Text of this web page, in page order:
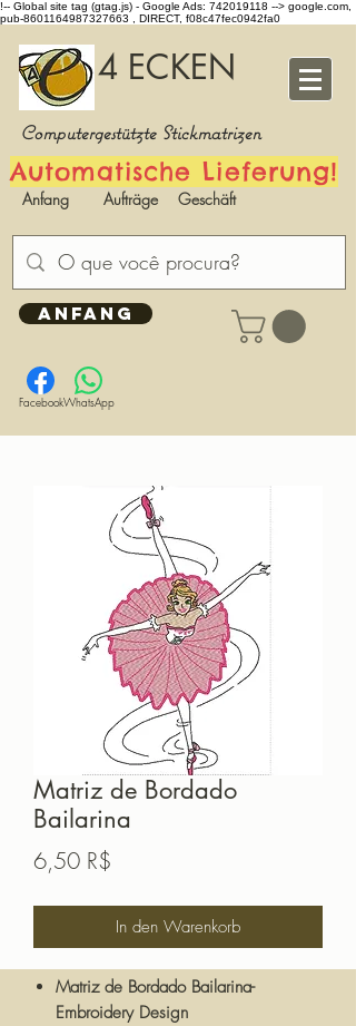
!-- Global site tag (gtag.js) - Google Ads: 742019118 --> google.com,
pub-8601164987327663 , DIRECT, f08c47fec0942fa0
4 ECKEN
Computergestützte Stickmatrizen
Automatische Lieferung!
Anfang Aufträge Geschäft
ANFANG
FacebookWhatsApp
Matriz de Bordado
Bailarina
6,50 R$
In den Warenkorb
Matriz de Bordado Bailarina-
Embroidery Design